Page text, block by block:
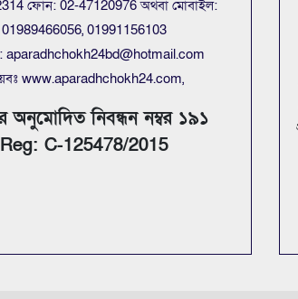
ফোন: 02-47120976 অথবা মোবাইল:
01989466056, 01991156103
aparadhchokh24bd@hotmail.com
www.aparadhchokh24.com,
অনুমোদিত নিবন্ধন নম্বর ১৯১
Reg: C-125478/2015